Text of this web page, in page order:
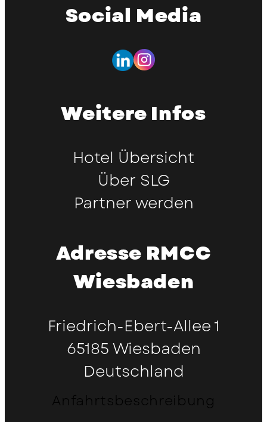
Social Media
Weitere Infos
Hotel Übersicht
Über SLG
Partner werden
Adresse RMCC
Wiesbaden
Friedrich-Ebert-Allee 1
65185 Wiesbaden
Deutschland
Anfahrtsbeschreibung